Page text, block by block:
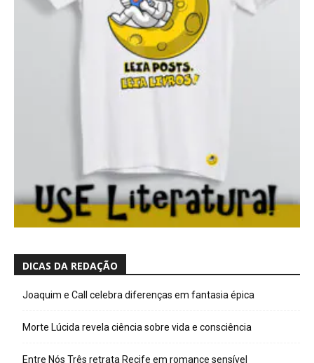
DICAS DA REDAÇÃO
Joaquim e Call celebra diferenças em fantasia épica
Morte Lúcida revela ciência sobre vida e consciência
Entre Nós Três retrata Recife em romance sensível